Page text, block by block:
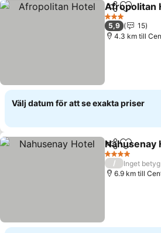
Dela Lägg till
Afropolitan
3 Stjärnor
5,9
15
4.3 km till
Välj datum för att se exakta priser
Dela Lägg till
Nahusenay
4 Stjärnor
/
Inget
6.9 km till